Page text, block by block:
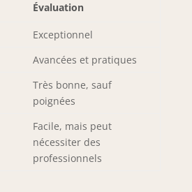
système PRO+
significativement la
durée de vie des
meubles de
cuisine et garantit
une qualité
durable. SYSTÈME
NEXUS ALUMINIUM
& DESIGN –
Poignées haut de
Évaluation
Exceptionnel
Avancées et pratiques
Très bonne, sauf
poignées
Facile, mais peut
nécessiter des
professionnels